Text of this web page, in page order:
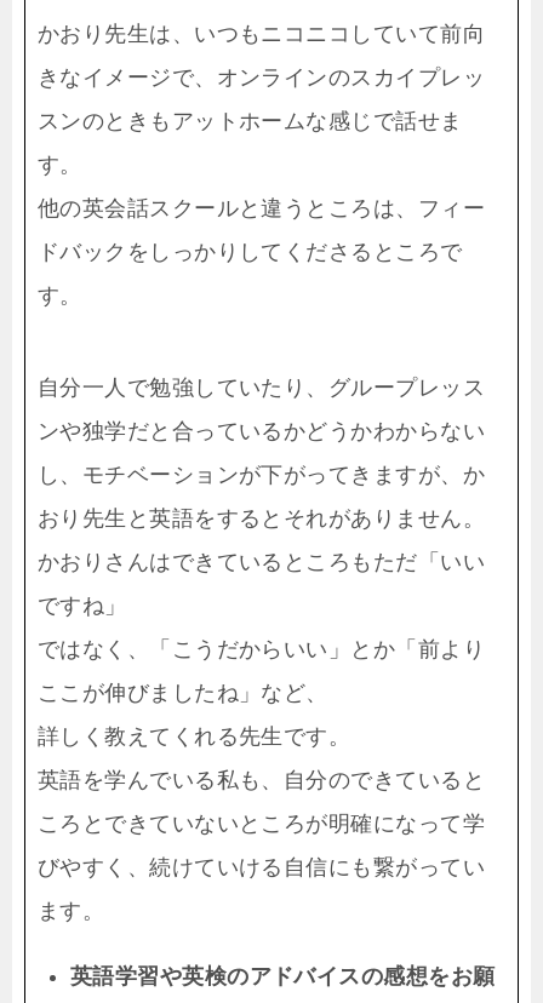
かおり先生は、いつもニコニコしていて前向
きなイメージで、オンラインのスカイプレッ
スンのときもアットホームな感じで話せま
す。
他の英会話スクールと違うところは、フィー
ドバックをしっかりしてくださるところで
す。
自分一人で勉強していたり、グループレッス
ンや独学だと合っているかどうかわからない
し、モチベーションが下がってきますが、か
おり先生と英語をするとそれがありません。
かおりさんはできているところもただ「いい
ですね」
ではなく、「こうだからいい」とか「前より
ここが伸びましたね」など、
詳しく教えてくれる先生です。
英語を学んでいる私も、自分のできていると
ころとできていないところが明確になって学
びやすく、続けていける自信にも繋がってい
ます。
英語学習や英検のアドバイスの感想をお願